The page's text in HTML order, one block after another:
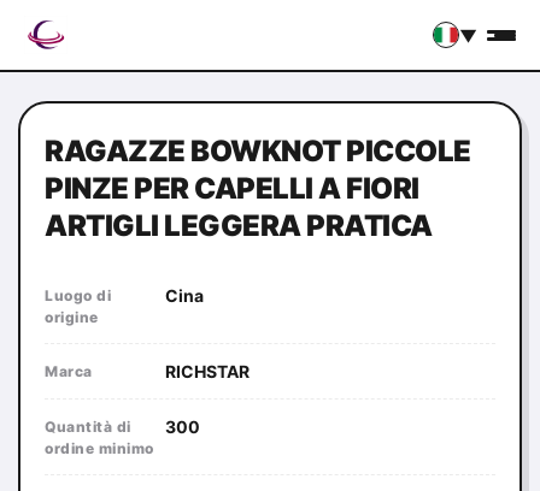
▼
RAGAZZE BOWKNOT PICCOLE
PINZE PER CAPELLI A FIORI
ARTIGLI LEGGERA PRATICA
Luogo di
origine
Cina
Marca RICHSTAR
Quantità di
ordine minimo
300